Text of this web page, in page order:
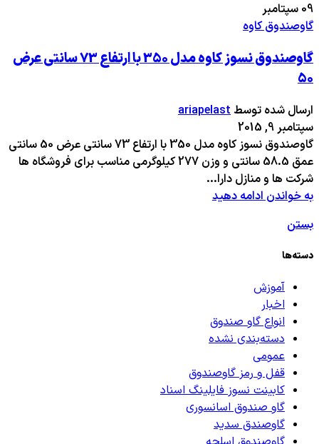
09 سپتامبر
گاوصندوق کاوه
گاوصندوق نسوز کاوه مدل 350 با ارتفاع 73 سانتی عرض
50
ارسال شده توسط ariapelast
سپتامبر 9, 2015
گاوصندوق نسوز کاوه مدل 350 با ارتفاع 73 سانتی عرض 50 سانتی
عمق 58.5 سانتی و وزن 277 کیلوگرمی مناسب برای فروشگاه ها
شرکت ها و منازل دارا...
به خواندن ادامه دهید
بستن
دسته‌ها
آموزش
اخبار
انواع گاو صندوق
دسته‌بندی نشده
عمومی
قفل و رمز گاوصندوق
کابینت نسوز فایلینگ اسناد
گاو صندوق اسانسوری
گاوصندق سدید